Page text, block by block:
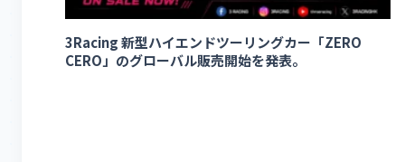
3Racing 新型ハイエンドツーリングカー「ZERO
CERO」のグローバル販売開始を発表。